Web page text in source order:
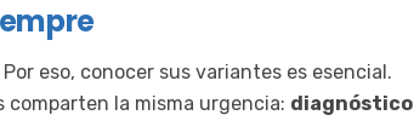
eso, conocer sus variantes es esencial.
la misma urgencia: diagnóstico